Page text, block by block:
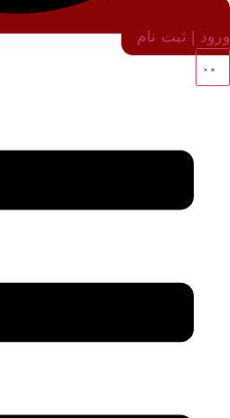
ورود | ثبت نام